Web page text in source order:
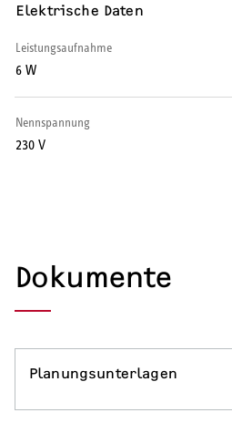
WARMWASSER
Warmwasserspeicher
Elektrische Daten
Leistungsaufnahme
6 W
Nennspannung
230 V
Dokumente
Planungsunterlagen